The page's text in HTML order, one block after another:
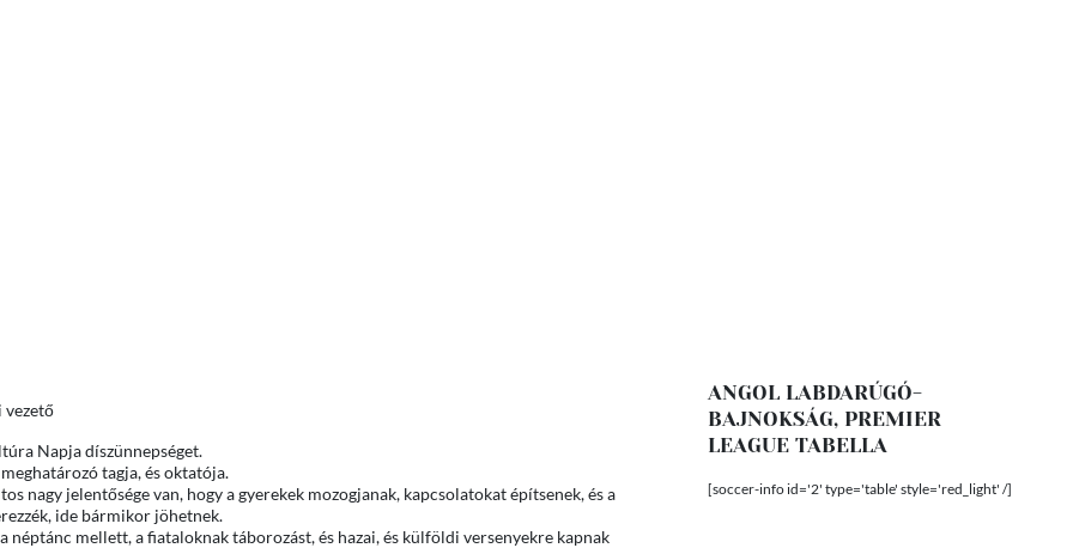
vezető
Napja díszünnepséget.
tagja, és oktatója.
nagy jelentősége van, hogy a gyerekek mozogjanak, kapcsolatokat építsenek, és a
ide bármikor jöhetnek.
néptánc mellett, a fiataloknak táborozást, és hazai, és külföldi versenyekre kapnak
ANGOL LABDARÚGÓ-
BAJNOKSÁG, PREMIER
LEAGUE TABELLA
[soccer-info id='2' type='table' style='red_light' /]